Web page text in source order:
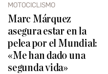
MOTOCICLISMO
Marc Márquez
asegura estar en la
pelea por el Mundial:
«Me han dado una
segunda vida»